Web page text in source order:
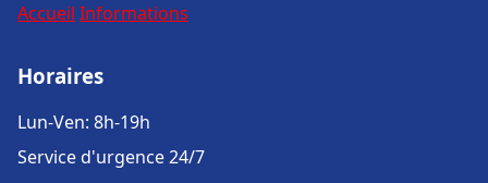
Accueil Informations
Horaires
Lun-Ven: 8h-19h
Service d'urgence 24/7